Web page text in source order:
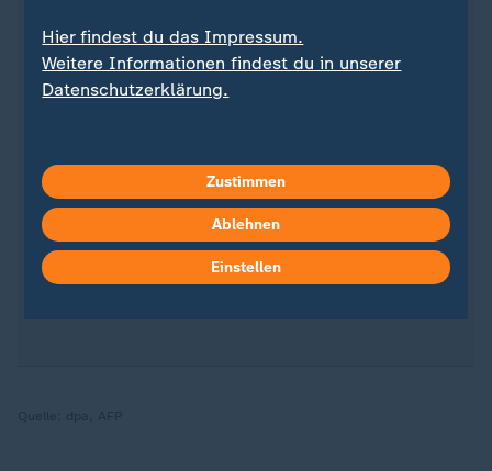
Quelle: dpa
Sie beim ZDFheute-WhatsApp-Channel richtig. Hier
erhalten Siedie wichtigsten Nachrichten auf Ihr
Smartphone
. Nehmen Sie teil an Umfragen oder
lassen Sie sich durch unseren Podcast "Kurze
Auszeit" inspirieren.Zur Anmeldung:ZDFheute-
Hier findest du das Impressum.
Weitere Informationen findest du in unserer
Datenschutzerklärung.
Zustimmen
Ablehnen
Einstellen